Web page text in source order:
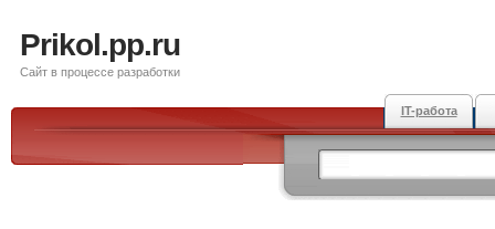
Prikol.pp.ru
Сайт в процессе разработки
IT-работа